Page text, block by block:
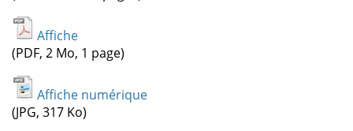
Affiche
(PDF, 2 Mo, 1 page)
Affiche numérique
(JPG, 317 Ko)